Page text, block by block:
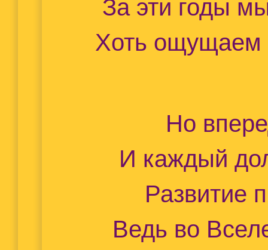
За эти годы
Хоть ощущаем
Но
И каждый
Развитие
Ведь во